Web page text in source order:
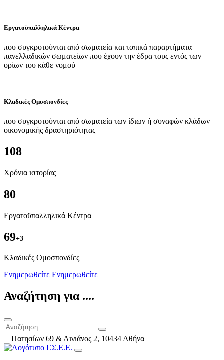
Εργατοϋπαλληλικά Κέντρα
που συγκροτούνται από σωματεία και τοπικά παραρτήματα
πανελλαδικών σωματείων που έχουν την έδρα τους εντός των
ορίων του κάθε νομού
Κλαδικές Ομοσπονδίες
που συγκροτούνται από σωματεία των ίδιων ή συναφών κλάδων
οικονομικής δραστηριότητας
108
Χρόνια ιστορίας
80
Εργατοϋπαλληλικά Κέντρα
69+3
Kλαδικές Ομοσπονδίες
Ενημερωθείτε Ενημερωθείτε
Αναζήτηση για ....
Πατησίων 69 & Αινιάνος 2, 10434 Αθήνα